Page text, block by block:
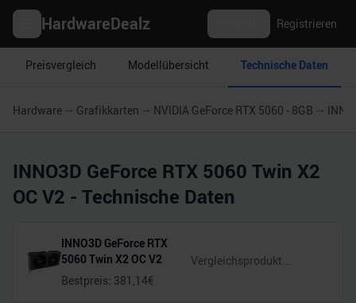
HardwareDealz Registrieren
Preisvergleich Modellübersicht Technische Daten
Hardware Grafikkarten NVIDIA GeForce RTX 5060 - 8GB
INNO3D GeForce RTX 5060 Twin X2
OC V2 - Technische Daten
INNO3D GeForce RTX
5060 Twin X2 OC V2
Bestpreis: 381,14€